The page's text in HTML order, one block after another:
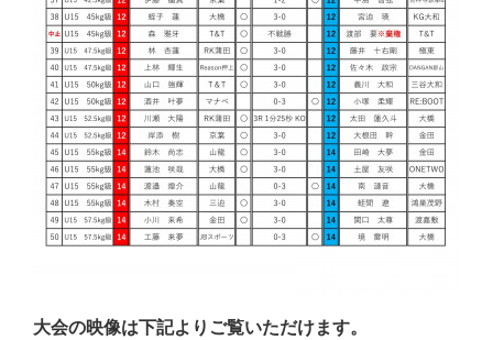
大会の映像は下記よりご覧いただけます。